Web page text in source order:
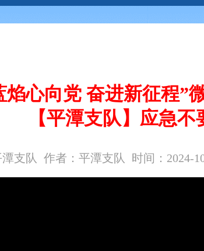
焰心向党 奋进新征程”
【平潭支队】应急不
支队 作者：平潭支队 时间：2024-